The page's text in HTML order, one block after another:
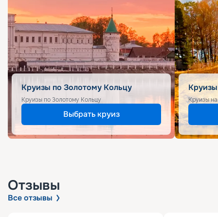
Круизы по Золотому Кольцу
Круизы по Золотому Кольцу
Выбрать круиз
Круизы
Отзывы
Все отзывы